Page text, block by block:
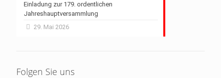
Einladung zur 179. ordentlichen
Jahreshauptversammlung
29. Mai 2026
Folgen Sie uns